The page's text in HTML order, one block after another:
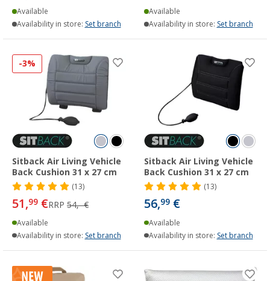
Available
Availability in store: Set branch
Available
Availability in store: Set branch
-3%
Sitback Air Living Vehicle
Back Cushion 31 x 27 cm
(13)
51,99 €RRP 54,- €
Available
Availability in store: Set branch
Sitback Air Living Vehicle
Back Cushion 31 x 27 cm
(13)
56,99 €
Available
Availability in store: Set branch